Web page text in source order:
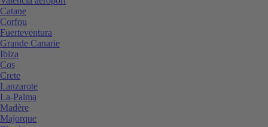
Catane
Corfou
Fuerteventura
Grande Canarie
Ibiza
Cos
Crete
Lanzarote
La-Palma
Madère
Majorque